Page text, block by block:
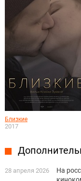
Близкие
2017
28 апреля 2026
На